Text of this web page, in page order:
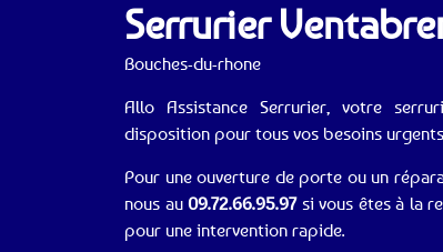
Serrurier
Bouches-du-rhone
Allo Assistance Serrurier, votre
disposition pour tous vos besoins
Pour une ouverture de porte ou un
nous au 09.72.66.95.97si vous êtes à la
pour une intervention rapide.